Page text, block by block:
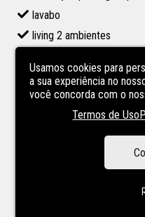
lavabo
living 2 ambientes
PORTARIA 24 HS
Sacada
sala de estar
Usamos cookies para
a sua experiência no
você concorda com o
Termos de Uso